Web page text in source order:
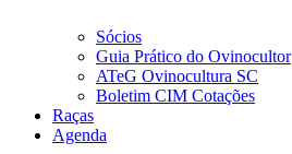
Sócios
Guia Prático do Ovinocultor
ATeG Ovinocultura SC
Boletim CIM Cotações
Raças
Agenda